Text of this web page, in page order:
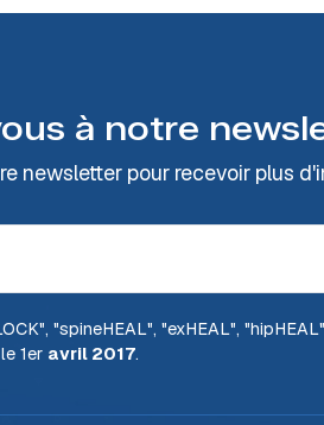
à notre
newsletter pour recevoir plus
", "spineHEAL", "exHEAL", "hipHEAL
1er avril 2017.